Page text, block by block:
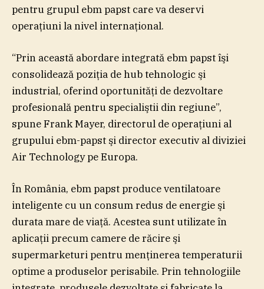
pentru grupul ebm papst care va deservi
operaţiuni la nivel internaţional.
“Prin această abordare integrată ebm papst îşi
consolidează poziţia de hub tehnologic şi
industrial, oferind oportunităţi de dezvoltare
profesională pentru specialiştii din regiune”,
spune Frank Mayer, directorul de operaţiuni al
grupului ebm-papst şi director executiv al diviziei
Air Technology pe Europa.
În România, ebm papst produce ventilatoare
inteligente cu un consum redus de energie şi
durata mare de viaţă. Acestea sunt utilizate în
aplicaţii precum camere de răcire şi
supermarketuri pentru menţinerea temperaturii
optime a produselor perisabile. Prin tehnologiile